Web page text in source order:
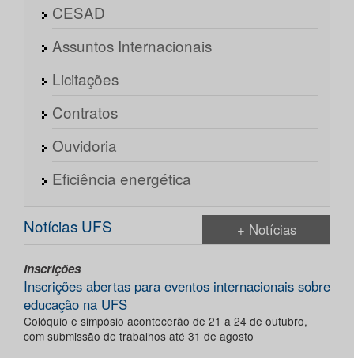
CESAD
Assuntos Internacionais
Licitações
Contratos
Ouvidoria
Eficiência energética
Notícias UFS + Notícias
Inscrições
Inscrições abertas para eventos internacionais sobre
educação na UFS
Colóquio e simpósio acontecerão de 21 a 24 de outubro,
com submissão de trabalhos até 31 de agosto